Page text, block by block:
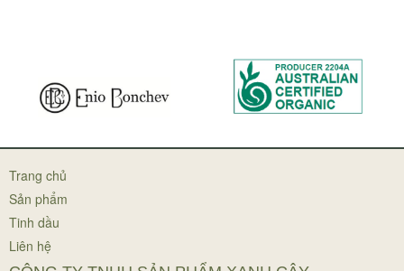
Trang chủ
Sản phẩm
Tinh dầu
Liên hệ